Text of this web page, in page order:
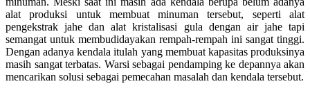
alat produksi untuk membuat minuman tersebut, seperti alat
pengekstrak jahe dan alat kristalisasi gula dengan air jahe tapi
semangat untuk membudidayakan rempah-rempah ini sangat tinggi.
Dengan adanya kendala itulah yang membuat kapasitas produksinya
masih sangat terbatas. Warsi sebagai pendamping ke depannya akan
mencarikan solusi sebagai pemecahan masalah dan kendala tersebut.